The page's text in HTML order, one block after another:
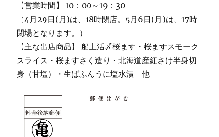
【営業時間】 10：00～19：30
（4月29日(月)は、18時閉店。5月6日(月)は、17時
閉場となります。）
【主な出店商品】 船上活〆桜ます・桜ますスモーク
スライス・桜ますさく造り・北海道産紅さけ半身切
身（甘塩）・生ばふんうに塩水漬 他